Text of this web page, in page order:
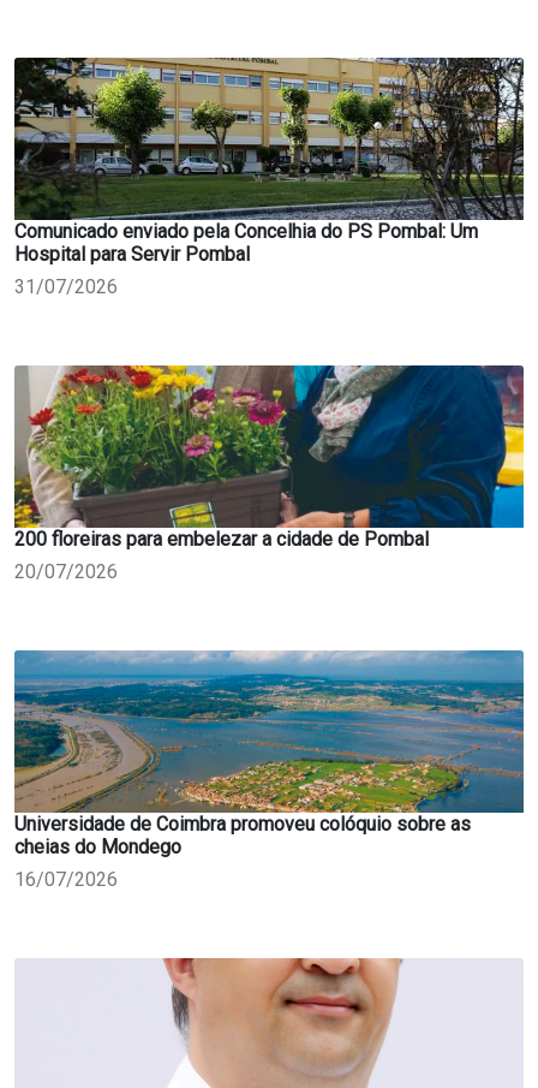
Comunicado enviado pela Concelhia do PS Pombal: Um
Hospital para Servir Pombal
31/07/2026
200 floreiras para embelezar a cidade de Pombal
20/07/2026
Universidade de Coimbra promoveu colóquio sobre as
cheias do Mondego
16/07/2026